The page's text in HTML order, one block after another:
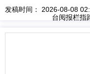
发稿时间： 2026-08-08
台阅报栏指